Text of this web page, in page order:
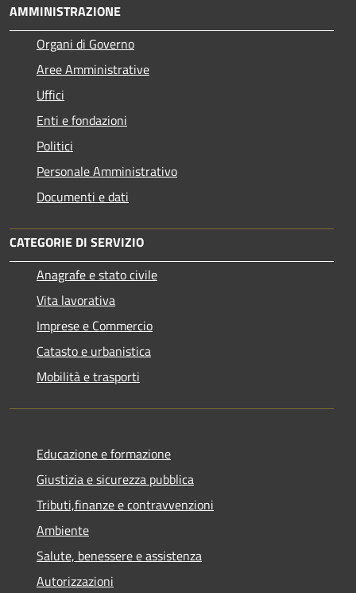
AMMINISTRAZIONE
Organi di Governo
Aree Amministrative
Uffici
Enti e fondazioni
Politici
Personale Amministrativo
Documenti e dati
CATEGORIE DI SERVIZIO
Anagrafe e stato civile
Vita lavorativa
Imprese e Commercio
Catasto e urbanistica
Mobilità e trasporti
Educazione e formazione
Giustizia e sicurezza pubblica
Tributi,finanze e contravvenzioni
Ambiente
Salute, benessere e assistenza
Autorizzazioni